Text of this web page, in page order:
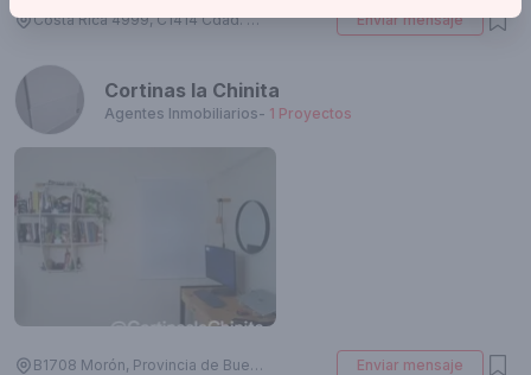
Costa Rica 4999, C1414 Cdad. Autónoma de Buenos Aires, Argentina Enviar mensaje
Cortinas la Chinita
Agentes Inmobiliarios- 1 Proyectos
B1708 Morón, Provincia de Buenos Aires, Argentina Enviar mensaje